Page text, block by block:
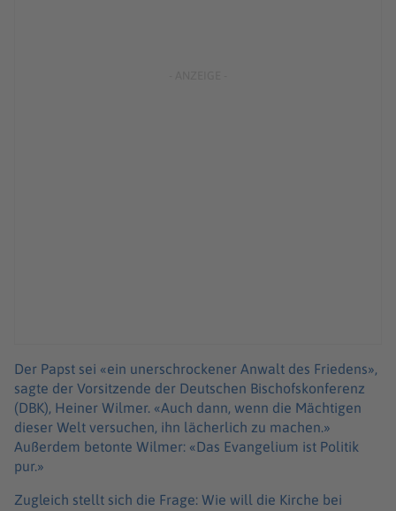
Der Papst sei «ein unerschrockener Anwalt des Friedens»,
sagte der Vorsitzende der Deutschen Bischofskonferenz
(DBK), Heiner Wilmer. «Auch dann, wenn die Mächtigen
dieser Welt versuchen, ihn lächerlich zu machen.»
Außerdem betonte Wilmer: «Das Evangelium ist Politik
pur.»
Zugleich stellt sich die Frage: Wie will die Kirche bei